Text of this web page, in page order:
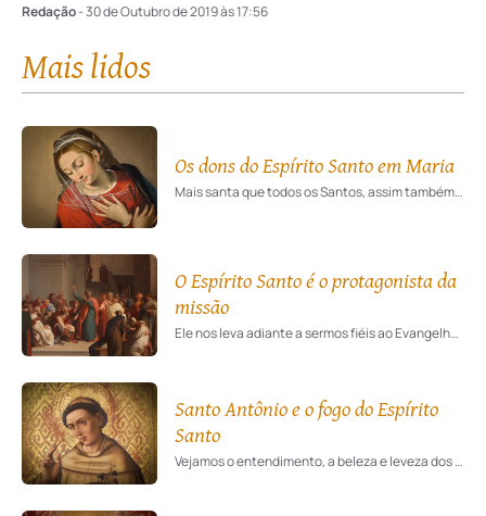
Redação- 30 de Outubro de 2019 às 17:56
Mais lidos
Os dons do Espírito Santo em Maria
Mais santa que todos os Santos, assim também nos dons do Espírito Santo Ela foi a maior.
O Espírito Santo é o protagonista da
missão
Ele nos leva adiante a sermos fiéis ao Evangelho: basta que tenhamos o coração aberto.
Santo Antônio e o fogo do Espírito
Santo
Vejamos o entendimento, a beleza e leveza dos comentários que Santo Antônio faz ao comparar o fogo material com o fogo do Espírito Santo.